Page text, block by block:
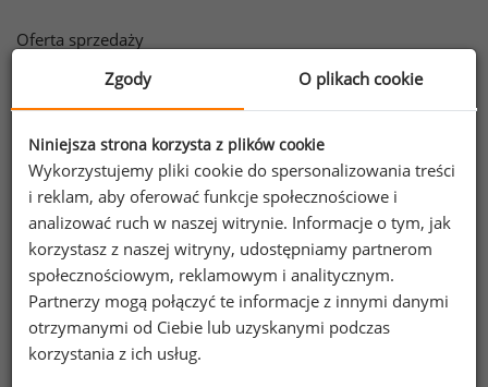
Oferta sprzedaży
Informacje o raporcie
Warunki korzystania z Raportu Płacowego
Raport posiada nowszą wersję:
Zgody O plikach cookie
Niniejsza strona korzysta z plików cookie
Wykorzystujemy pliki cookie do spersonalizowania treści
i reklam, aby oferować funkcje społecznościowe i
analizować ruch w naszej witrynie. Informacje o tym, jak
korzystasz z naszej witryny, udostępniamy partnerom
społecznościowym, reklamowym i analitycznym.
Partnerzy mogą połączyć te informacje z innymi danymi
otrzymanymi od Ciebie lub uzyskanymi podczas
korzystania z ich usług.